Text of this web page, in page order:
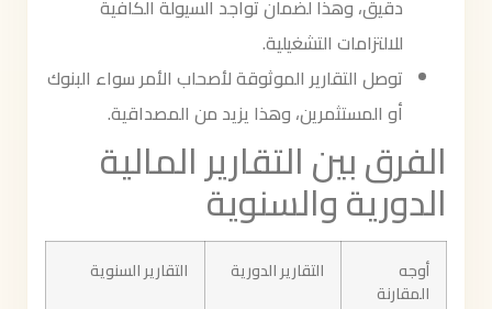
دقيق، وهذا لضمان تواجد السيولة الكافية
للالتزامات التشغيلية.
توصل التقارير الموثوقة لأصحاب الأمر سواء البنوك
أو المستثمرين، وهذا يزيد من المصداقية.
الفرق بين التقارير المالية
الدورية والسنوية
أوجه
المقارنة
التقارير الدورية التقارير السنوية